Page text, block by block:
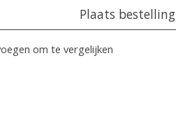
Plaats bestelling
om te vergelijken